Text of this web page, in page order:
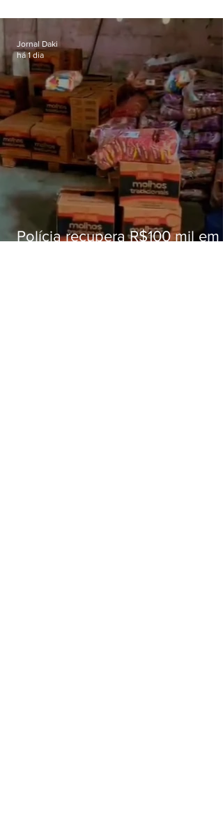
educação
Polícia recupera R$100 mil em
Jornal Daki
há 1 dia